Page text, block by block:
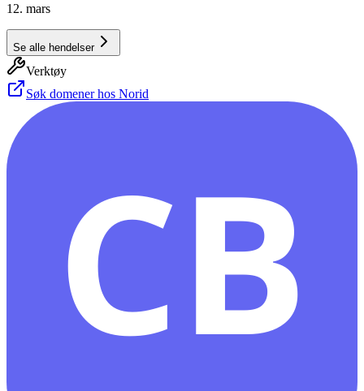
12. mars
Se alle hendelser
Verktøy
Søk domener hos Norid
CB